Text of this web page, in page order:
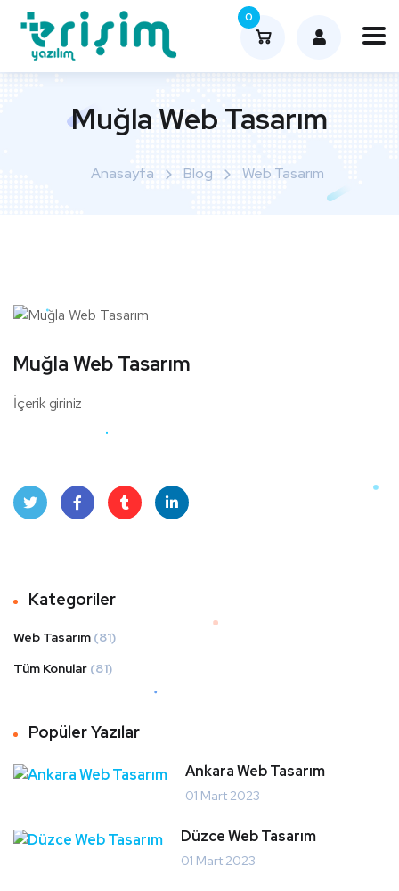
0
Muğla Web Tasarım
Anasayfa Blog Web Tasarım
Muğla Web Tasarım
İçerik giriniz
Kategoriler
Web Tasarım (81)
Tüm Konular (81)
Popüler Yazılar
Ankara Web Tasarım
01 Mart 2023
Düzce Web Tasarım
01 Mart 2023